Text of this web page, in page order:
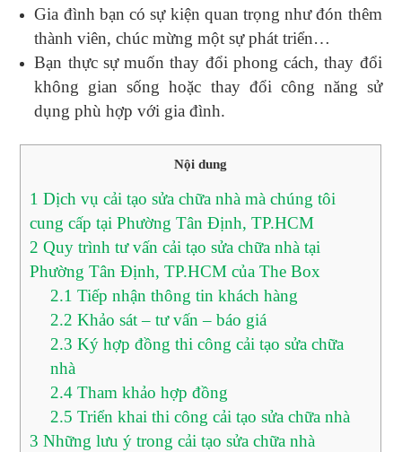
Gia đình bạn có sự kiện quan trọng như đón thêm
thành viên, chúc mừng một sự phát triển…
Bạn thực sự muốn thay đổi phong cách, thay đổi
không gian sống hoặc thay đổi công năng sử
dụng phù hợp với gia đình.
Nội dung
1 Dịch vụ cải tạo sửa chữa nhà mà chúng tôi
cung cấp tại Phường Tân Định, TP.HCM
2 Quy trình tư vấn cải tạo sửa chữa nhà tại
Phường Tân Định, TP.HCM của The Box
2.1 Tiếp nhận thông tin khách hàng
2.2 Khảo sát – tư vấn – báo giá
2.3 Ký hợp đồng thi công cải tạo sửa chữa
nhà
2.4 Tham khảo hợp đồng
2.5 Triển khai thi công cải tạo sửa chữa nhà
3 Những lưu ý trong cải tạo sửa chữa nhà